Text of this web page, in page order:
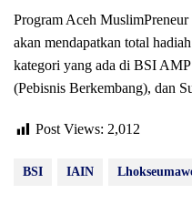
Program Aceh
akan mendapatkan total
kategori yang ada di BSI
(Pebisnis Berkembang), dan
Post Views: 2,012
BSI IAIN